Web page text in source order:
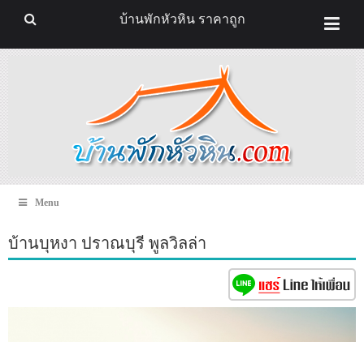
Menu
บ้านบุหงา ปราณบุรี พูลวิลล่า
บ้านพักหัวหิน ราคาถูก